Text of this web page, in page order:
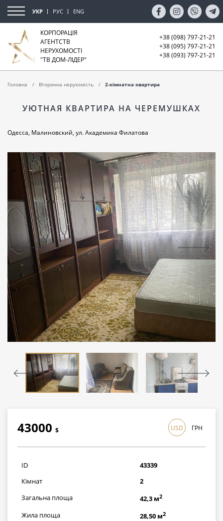
УКР РУС ENG
КОРПОРАЦІЯ
АГЕНТСТВ
НЕРУХОМОСТІ
"ТВ ДОМ-ЛІДЕР"
+38 (098) 797-21-21
+38 (095) 797-21-21
+38 (093) 797-21-21
Головна Вторинна нерухомість 2-кімнатна квартира
УЮТНАЯ КВАРТИРА НА ЧЕРЕМУШКАХ
Одесса, Малиновский, ул. Академика Филатова
43000 $
1247000грн
USD ГРН
ID
43339
Кімнат
2
Загальна площа
42,3 м2
Жила площа 28,50 м2